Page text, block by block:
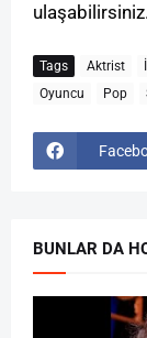
ulaşabilirsiniz.
Tags Aktrist
Oyuncu
Pop
BUNLAR DA